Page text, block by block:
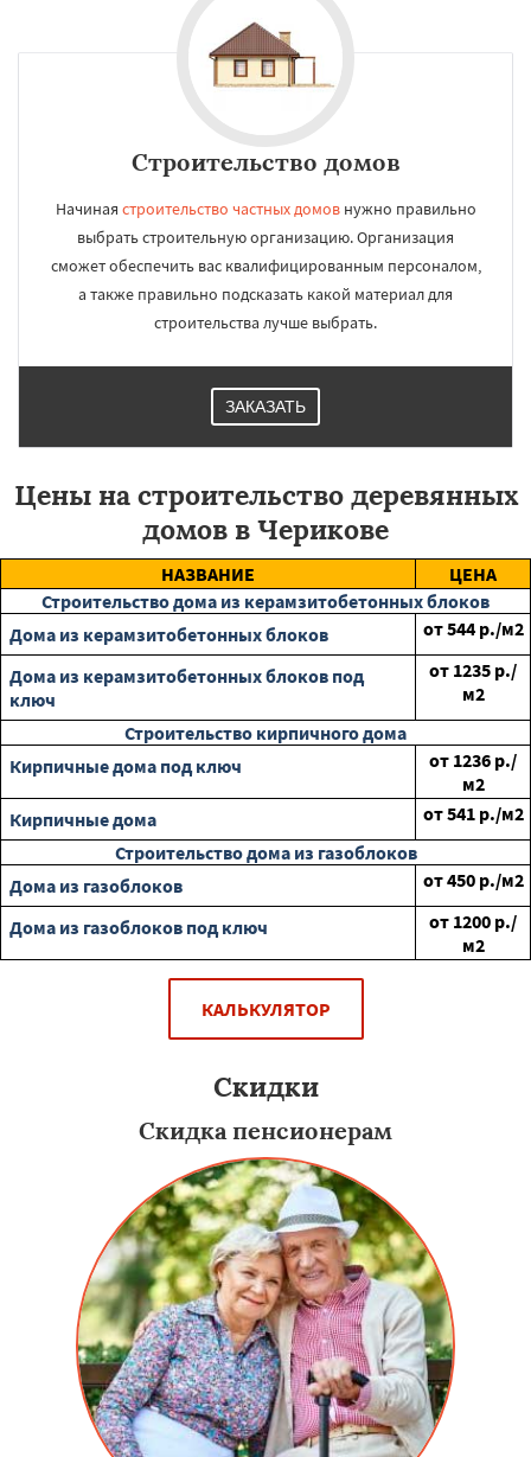
Строительство домов
Начиная строительство частных домовнужно правильно
выбрать строительную организацию. Организация
сможет обеспечить вас квалифицированным персоналом,
а также правильно подсказать какой материал для
строительства лучше выбрать.
ЗАКАЗАТЬ
Цены на строительство деревянных
домов в Черикове
НАЗВАНИЕ
ЦЕНА
Строительство дома из керамзитобетонных блоков
Дома из керамзитобетонных блоков
от544 р./м2
Дома из керамзитобетонных блоков под
ключ
от 1235 р./
м2
Строительство кирпичного дома
Кирпичные дома под ключ
от 1236 р./
м2
Кирпичные дома
от541 р./м2
Строительство дома из газоблоков
Дома из газоблоков
от450 р./м2
Дома из газоблоков под ключ
от 1200 р./
м2
КАЛЬКУЛЯТОР
Скидки
Скидка пенсионерам